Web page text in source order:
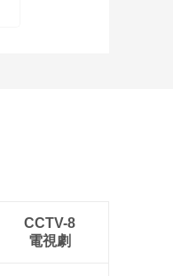
CCTV-8
電視劇